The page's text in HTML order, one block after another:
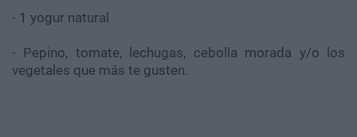
- 1 yogur natural
- Pepino, tomate, lechugas, cebolla morada y/o los
vegetales que más te gusten.